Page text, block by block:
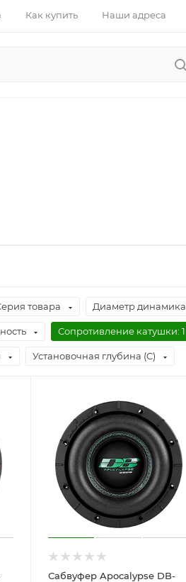
Как купить Наши адреса
товара Диаметр динамика
Сопротивление катушки: 1
Установочная глубина (C)
Сабвуфер Apocalypse DB-